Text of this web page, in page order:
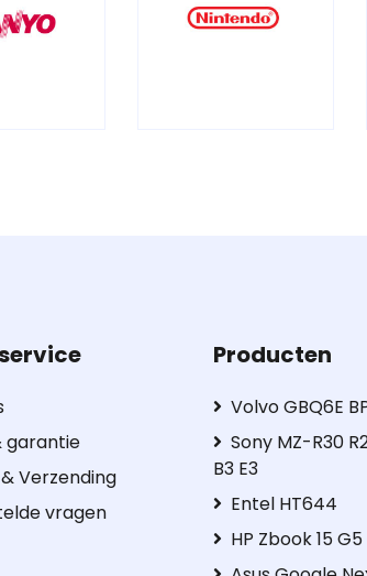
garantie
Verzending
vragen
Producten
Volvo GBQ6E
Sony MZ-R30
B3 E3
Entel HT644
HP Zbook 15